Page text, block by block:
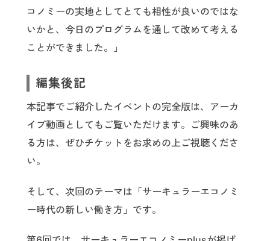
コノミーの実地としてとても相性が良いのではな
いかと、今日のプログラムを通して改めて考える
ことができました。」
編集後記
本記事でご紹介したイベントの完全版は、アーカ
イブ動画としてもご覧いただけます。ご興味のあ
る方は、ぜひチケットをお求めの上ご視聴くださ
い。
そして、次回のテーマは「サーキュラーエコノミ
ー時代の新しい働き方」です。